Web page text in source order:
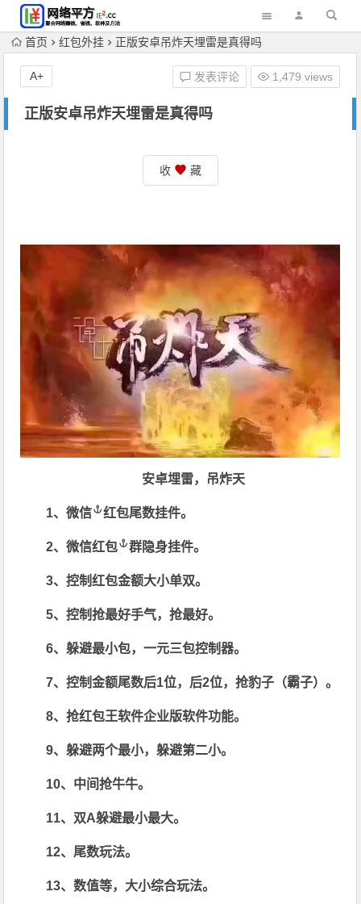
首页 红包外挂 正版安卓吊炸天埋雷是真得吗
正版安卓吊炸天埋雷是真得吗
发表评论 1,479 views
A+
收 藏
安卓埋雷，吊炸天
1、微信 红包尾数挂件。
2、微信红包 群隐身挂件。
3、控制红包金额大小单双。
5、控制抢最好手气，抢最好。
6、躲避最小包，一元三包控制器。
7、控制金额尾数后1位，后2位，抢豹子（霸子）。
8、抢红包王软件企业版软件功能。
9、躲避两个最小，躲避第二小。
10、中间抢牛牛。
11、双A躲避最小最大。
12、尾数玩法。
13、数值等，大小综合玩法。